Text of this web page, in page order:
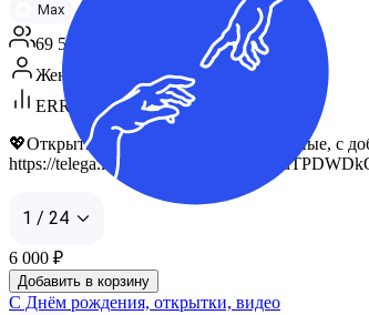
Max
69 500
Женская аудитория
ERR 26%
💖Открытки, поздравления, праздничные, с
https://telega.in/m/
1 / 24
6 000 ₽
Добавить в корзину
С Днём рождения, открытки, видео